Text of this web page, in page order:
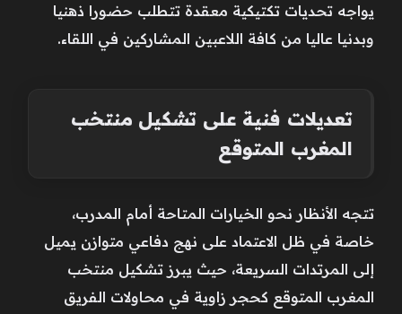
يواجه تحديات تكتيكية معقدة تتطلب حضورا ذهنيا
وبدنيا عاليا من كافة اللاعبين المشاركين في اللقاء.
تعديلات فنية على تشكيل منتخب
المغرب المتوقع
تتجه الأنظار نحو الخيارات المتاحة أمام المدرب،
خاصة في ظل الاعتماد على نهج دفاعي متوازن يميل
إلى المرتدات السريعة، حيث يبرز تشكيل منتخب
المغرب المتوقع كحجر زاوية في محاولات الفريق